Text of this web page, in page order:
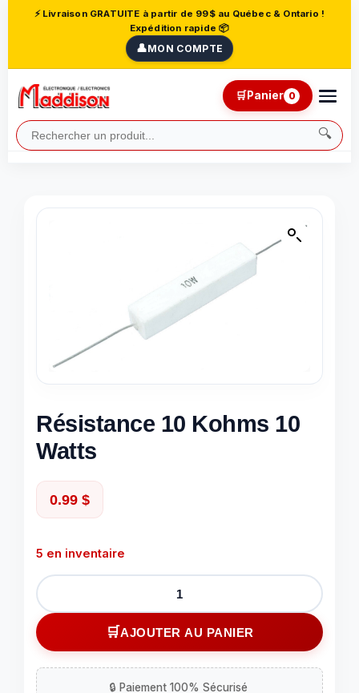
⚡ Livraison GRATUITE à partir de 99$ au Québec & Ontario !
Expédition rapide 📦
👤MON COMPTE
🔍
🛒Panier 0
Résistance 10 Kohms 10
Watts
0.99 $
5 en inventaire
quantité
de
Résistance
10
Kohms
10
AJOUTER AU PANIER